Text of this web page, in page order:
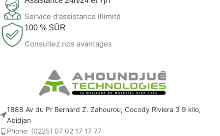
Service d'assistance illimité
100 % SÛR
Consultez nos avantages
1888 Av du Pr Bernard Z. Zahourou, Cocody Riviera 3 9 kilo,
Abidjan
Phone: (0225) 07 02 17 17 77